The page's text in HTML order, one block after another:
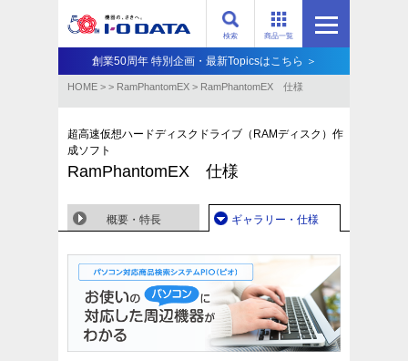
商品一覧
検索
創業50周年 特別企画・最新Topicsはこちら ＞
HOME > > RamPhantomEX > RamPhantomEX 仕様
超高速仮想ハードディスクドライブ（RAMディスク）作
成ソフト
RamPhantomEX 仕様
概要・特長 ギャラリー・仕様